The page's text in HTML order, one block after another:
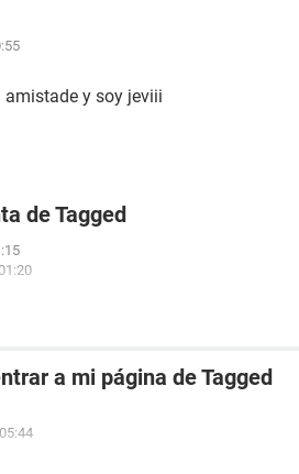
y soy jeviii
de Tagged
a mi página de Tagged